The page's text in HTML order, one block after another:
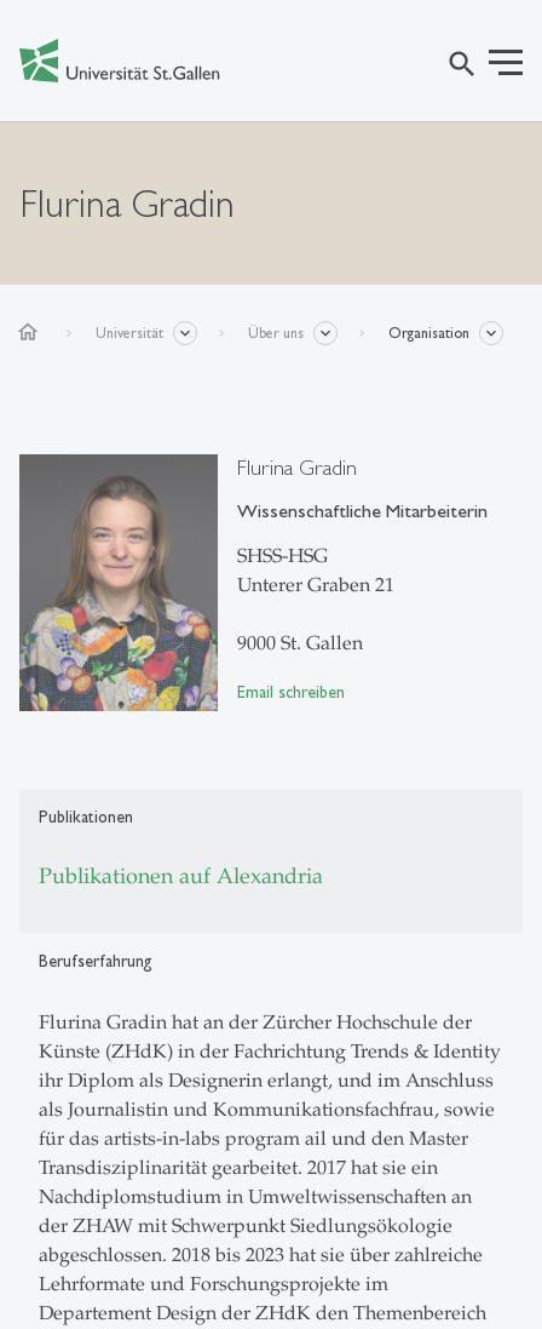
search
Flurina Gradin
home Universität Über uns Organisation
Flurina Gradin
Wissenschaftliche Mitarbeiterin
SHSS-HSG
Unterer Graben 21
9000 St. Gallen
Email schreiben
Publikationen
Publikationen auf Alexandria
Berufserfahrung
Flurina Gradin hat an der Zürcher Hochschule der
Künste (ZHdK) in der Fachrichtung Trends & Identity
ihr Diplom als Designerin erlangt, und im Anschluss
als Journalistin und Kommunikationsfachfrau, sowie
für das artists-in-labs program ail und den Master
Transdisziplinarität gearbeitet. 2017 hat sie ein
Nachdiplomstudium in Umweltwissenschaften an
der ZHAW mit Schwerpunkt Siedlungsökologie
abgeschlossen. 2018 bis 2023 hat sie über zahlreiche
Lehrformate und Forschungsprojekte im
Departement Design der ZHdK den Themenbereich